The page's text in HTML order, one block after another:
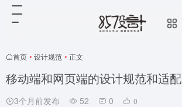
首页 • 设计规范 • 正文
移动端和网页端的设计规范和适配
3个月前发布 52 0 0